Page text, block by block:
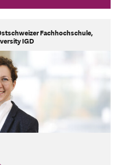
Fachhochschule,
IGD